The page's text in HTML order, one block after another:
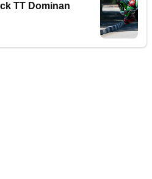
TT Dominan